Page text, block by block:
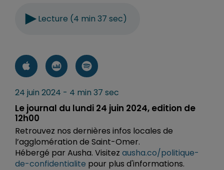
Lecture (4 min 37 sec)
24 juin 2024 - 4 min 37 sec
Le journal du lundi 24 juin 2024, edition de
12h00
Retrouvez nos dernières infos locales de
l’agglomération de Saint-Omer.
Hébergé par Ausha. Visitez ausha.co/politique-
de-confidentialite pour plus d'informations.